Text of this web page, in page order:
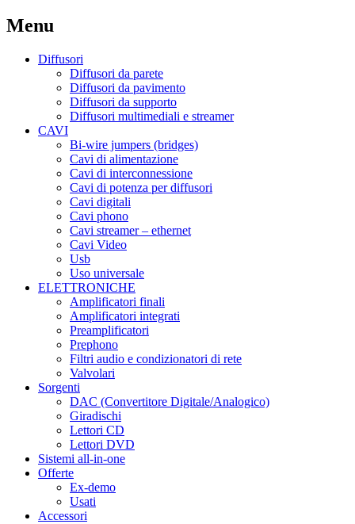
Menu
Diffusori
Diffusori da parete
Diffusori da pavimento
Diffusori da supporto
Diffusori multimediali e streamer
CAVI
Bi-wire jumpers (bridges)
Cavi di alimentazione
Cavi di interconnessione
Cavi di potenza per diffusori
Cavi digitali
Cavi phono
Cavi streamer – ethernet
Cavi Video
Usb
Uso universale
ELETTRONICHE
Amplificatori finali
Amplificatori integrati
Preamplificatori
Prephono
Filtri audio e condizionatori di rete
Valvolari
Sorgenti
DAC (Convertitore Digitale/Analogico)
Giradischi
Lettori CD
Lettori DVD
Sistemi all-in-one
Offerte
Ex-demo
Usati
Accessori